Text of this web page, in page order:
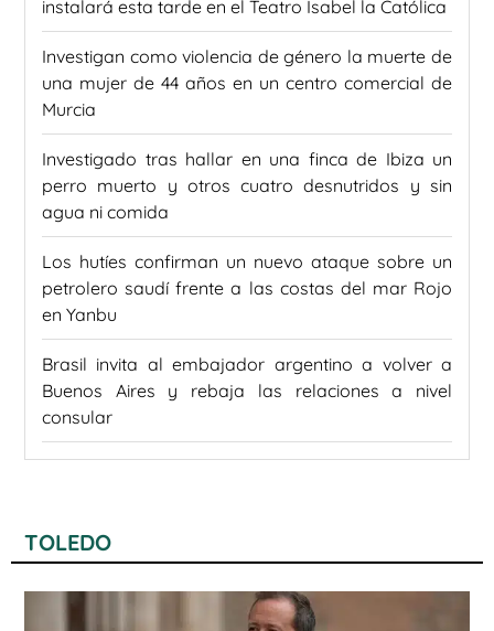
instalará esta tarde en el Teatro Isabel la Católica
Investigan como violencia de género la muerte de
una mujer de 44 años en un centro comercial de
Murcia
Investigado tras hallar en una finca de Ibiza un
perro muerto y otros cuatro desnutridos y sin
agua ni comida
Los hutíes confirman un nuevo ataque sobre un
petrolero saudí frente a las costas del mar Rojo
en Yanbu
Brasil invita al embajador argentino a volver a
Buenos Aires y rebaja las relaciones a nivel
consular
TOLEDO